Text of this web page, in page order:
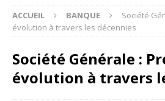
ACCUEIL BANQUE
Société
évolution à travers les décennies
Société Générale :
évolution à travers